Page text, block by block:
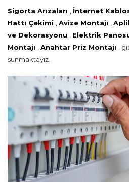
Sigorta Arızaları İnternet
Hattı Çekimi
Avize Montajı
ve Dekorasyonu
Elektrik
Montajı
Anahtar Priz Montajı ,
sunmaktayız.